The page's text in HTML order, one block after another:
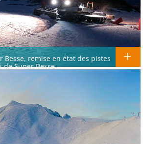
Besse, remise en état des pistes
de Super Besse